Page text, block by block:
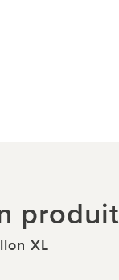
produit
XL